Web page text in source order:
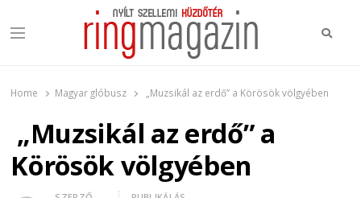
Menu
Home Magyar glóbusz „Muzsikál az erdő” a Körösök völgyében
„Muzsikál az erdő” a
Körösök völgyében